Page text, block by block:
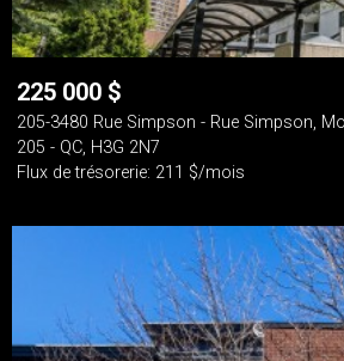
225 000 $
205-3480 Rue Simpson - Rue Simpson,
205 - QC, H3G 2N7
Flux de trésorerie: 211 $/mois